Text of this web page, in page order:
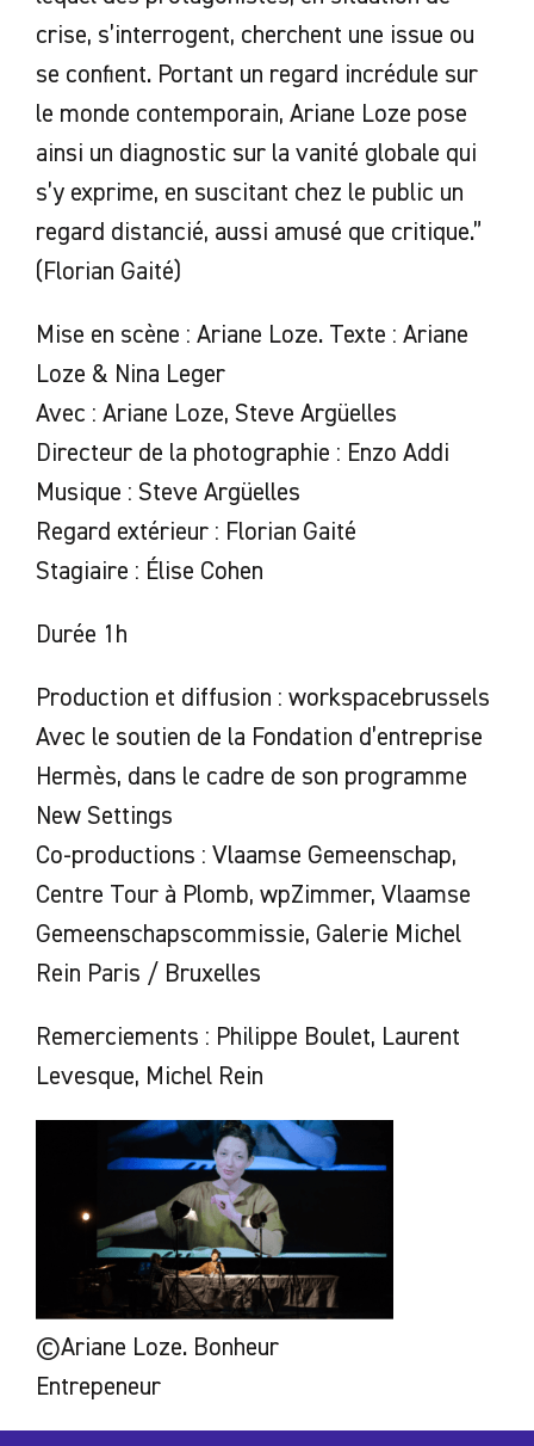
crise, s’interrogent, cherchent une issue ou
se confient. Portant un regard incrédule sur
le monde contemporain, Ariane Loze pose
ainsi un diagnostic sur la vanité globale qui
s’y exprime, en suscitant chez le public un
regard distancié, aussi amusé que critique.”
(Florian Gaité)
Mise en scène : Ariane Loze. Texte : Ariane
Loze & Nina Leger
Avec : Ariane Loze, Steve Argüelles
Directeur de la photographie : Enzo Addi
Musique : Steve Argüelles
Regard extérieur : Florian Gaité
Stagiaire : Élise Cohen
Durée 1h
Production et diffusion : workspacebrussels
Avec le soutien de la Fondation d’entreprise
Hermès, dans le cadre de son programme
New Settings
Co-productions : Vlaamse Gemeenschap,
Centre Tour à Plomb, wpZimmer, Vlaamse
Gemeenschapscommissie, Galerie Michel
Rein Paris / Bruxelles
Remerciements : Philippe Boulet, Laurent
Levesque, Michel Rein
©Ariane Loze. Bonheur
Entrepeneur